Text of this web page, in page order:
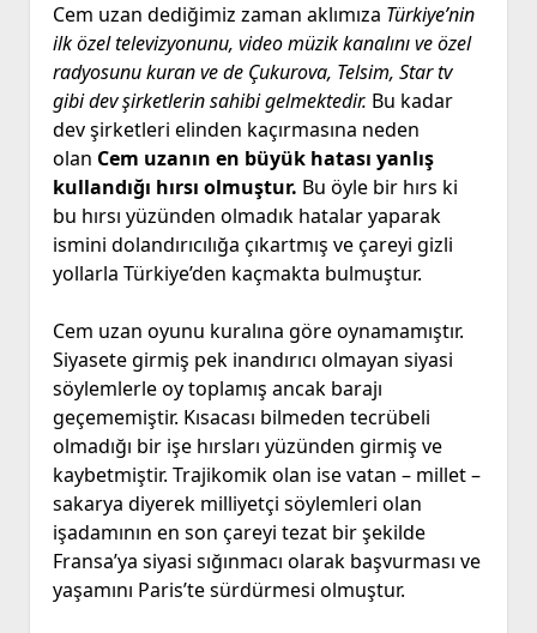
Cem uzan dediğimiz zaman aklımıza Türkiye’nin
ilk özel televizyonunu, video müzik kanalını ve özel
radyosunu kuran ve de Çukurova, Telsim, Star tv
gibi dev şirketlerin sahibi gelmektedir. Bu kadar
dev şirketleri elinden kaçırmasına neden
olan Cem uzanın en büyük hatası yanlış
kullandığı hırsı olmuştur. Bu öyle bir hırs ki
bu hırsı yüzünden olmadık hatalar yaparak
ismini dolandırıcılığa çıkartmış ve çareyi gizli
yollarla Türkiye’den kaçmakta bulmuştur.
Cem uzan oyunu kuralına göre oynamamıştır.
Siyasete girmiş pek inandırıcı olmayan siyasi
söylemlerle oy toplamış ancak barajı
geçememiştir. Kısacası bilmeden tecrübeli
olmadığı bir işe hırsları yüzünden girmiş ve
kaybetmiştir. Trajikomik olan ise vatan – millet –
sakarya diyerek milliyetçi söylemleri olan
işadamının en son çareyi tezat bir şekilde
Fransa’ya siyasi sığınmacı olarak başvurması ve
yaşamını Paris’te sürdürmesi olmuştur.